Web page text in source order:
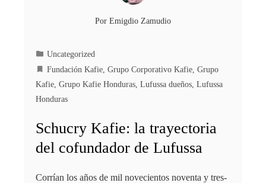
Por Emigdio Zamudio
Uncategorized
Fundación Kafie Grupo Corporativo Kafie Grupo
Kafie Grupo Kafie Honduras Lufussa dueños Lufussa
Honduras
Schucry Kafie: la trayectoria
del cofundador de Lufussa
Corrían los años de mil novecientos noventa y tres-